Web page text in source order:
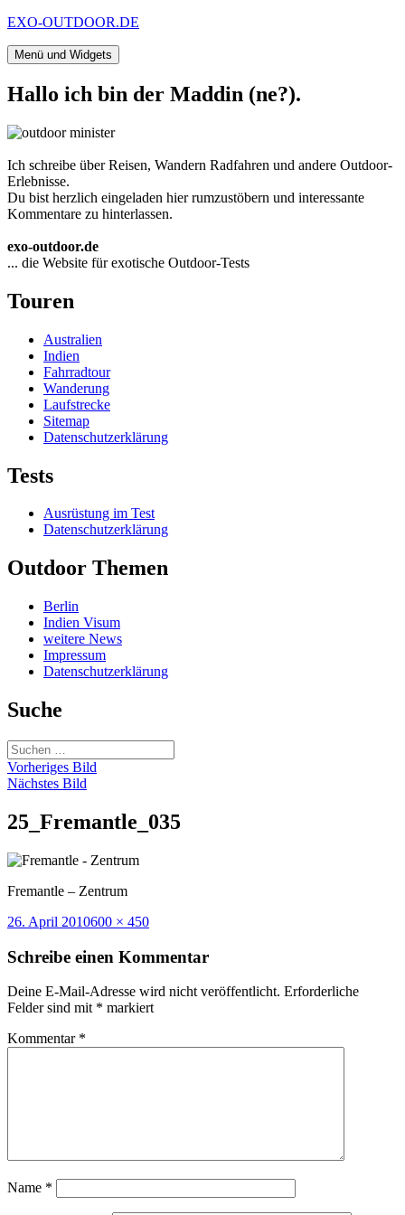
Zum
springen
EXO-OUTDOOR.DE
Menü und Widgets
Hallo ich bin der Maddin (ne?).
Ich schreibe über Reisen, Wandern Radfahren und andere Outdoor-
Erlebnisse.
Du bist herzlich eingeladen hier rumzustöbern und interessante
Kommentare zu hinterlassen.
exo-outdoor.de
... die Website für exotische Outdoor-Tests
Touren
Australien
Indien
Fahrradtour
Wanderung
Laufstrecke
Sitemap
Datenschutzerklärung
Tests
Ausrüstung im Test
Datenschutzerklärung
Outdoor Themen
Berlin
Indien Visum
weitere News
Impressum
Datenschutzerklärung
Suche
Suchen
nach:
Vorheriges Bild
Nächstes Bild
25_Fremantle_035
Fremantle – Zentrum
Veröffentlicht
26. April 2010Volle
600 × 450
Schreibe einen Kommentar
Deine E-Mail-Adresse wird nicht veröffentlicht. Erforderliche
Felder sind mit * markiert
Kommentar *
Name *